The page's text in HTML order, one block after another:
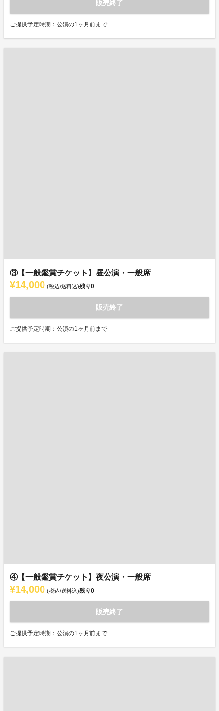
販売終了
ご提供予定時期：公演の1ヶ月前まで
③【一般鑑賞チケット】昼公演・一般席
¥14,000 (税込/送料込)残り0
販売終了
ご提供予定時期：公演の1ヶ月前まで
④【一般鑑賞チケット】夜公演・一般席
¥14,000 (税込/送料込)残り0
販売終了
ご提供予定時期：公演の1ヶ月前まで